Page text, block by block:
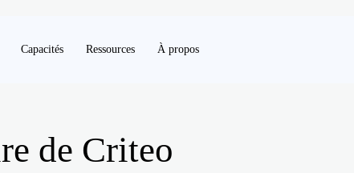
Capacités Ressources À propos
de Criteo